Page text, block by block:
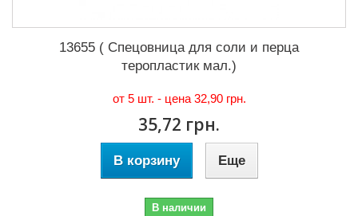
13655 ( Спецовница для соли и перца
теропластик мал.)
от 5 шт. - цена 32,90 грн.
35,72 грн.
В корзину Еще
В наличии